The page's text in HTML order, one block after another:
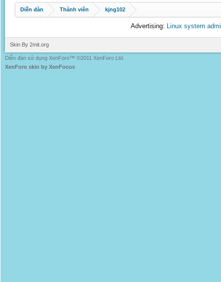
Diễn đàn Thành viên kjng102
Advertising: Linux system
Skin By 2mit.org
Diễn đàn sử dụng XenForo™ ©2011 XenForo Ltd.
XenForo skin by XenFocus